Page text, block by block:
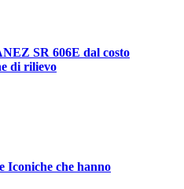
SR 606E dal costo
di rilievo
Iconiche che hanno